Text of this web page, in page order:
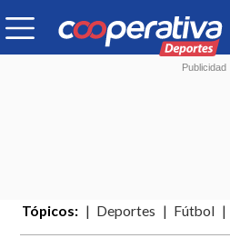
Tópicos: Deportes Fútbol